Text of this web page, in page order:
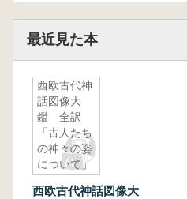
最近見た本
西欧古代神
話図像大
鑑 全訳
「古人たち
の神々の姿
について」
西欧古代神話図像大